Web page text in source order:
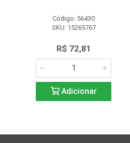
Código: 56430
SKU: 15265767
R$ 72,81
Adicionar